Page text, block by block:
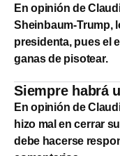
En opinión de
Sheinbaum-Trump,
presidenta, pues el
ganas de pisotear.
Siempre habrá
En opinión de
hizo mal en cerrar
debe hacerse